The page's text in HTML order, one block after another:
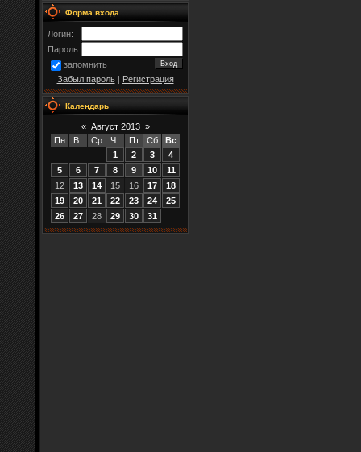
Форма входа
Логин:
Пароль:
запомнить
Забыл пароль| Регистрация
Календарь
« Август 2013 »
Пн
Вт Ср Чт Пт Сб
Вс
1
2 3
4
5
6 7 8 9 10
11
12
13 14 15 16 17
18
19
20 21 22 23 24
25
26
27 28 29 30 31